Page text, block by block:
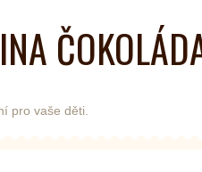
pro vaše děti.